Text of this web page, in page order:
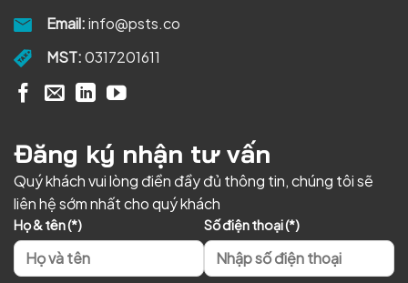
Email:info@psts.co
MST:0317201611
Đăng ký nhận tư vấn
Quý khách vui lòng điền đầy đủ thông tin, chúng tôi sẽ
liên hệ sớm nhất cho quý khách
Họ & tên (*) Số điện thoại (*)